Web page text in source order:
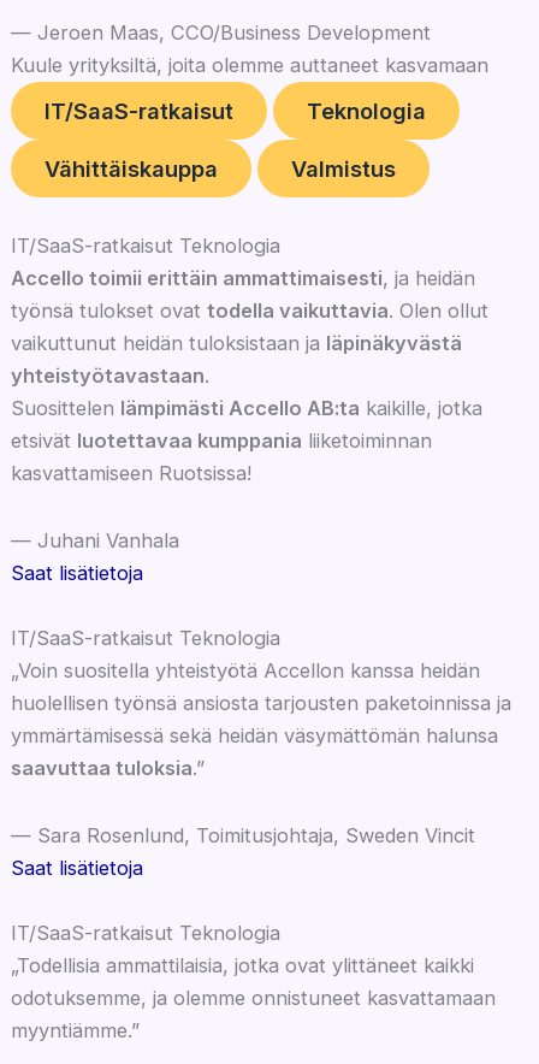
— Jeroen Maas, CCO/Business Development
Kuule yrityksiltä, joita olemme auttaneet kasvamaan
IT/SaaS-ratkaisut Teknologia
Vähittäiskauppa Valmistus
IT/SaaS-ratkaisut Teknologia
Accello toimii erittäin ammattimaisesti, ja heidän
työnsä tulokset ovat todella vaikuttavia. Olen ollut
vaikuttunut heidän tuloksistaan ja läpinäkyvästä
yhteistyötavastaan.
Suosittelen lämpimästi Accello AB:ta kaikille, jotka
etsivät luotettavaa kumppania liiketoiminnan
kasvattamiseen Ruotsissa!
— Juhani Vanhala
Saat lisätietoja
IT/SaaS-ratkaisut Teknologia
„Voin suositella yhteistyötä Accellon kanssa heidän
huolellisen työnsä ansiosta tarjousten paketoinnissa ja
ymmärtämisessä sekä heidän väsymättömän halunsa
saavuttaa tuloksia.”
— Sara Rosenlund, Toimitusjohtaja, Sweden Vincit
Saat lisätietoja
IT/SaaS-ratkaisut Teknologia
„Todellisia ammattilaisia, jotka ovat ylittäneet kaikki
odotuksemme, ja olemme onnistuneet kasvattamaan
myyntiämme.”